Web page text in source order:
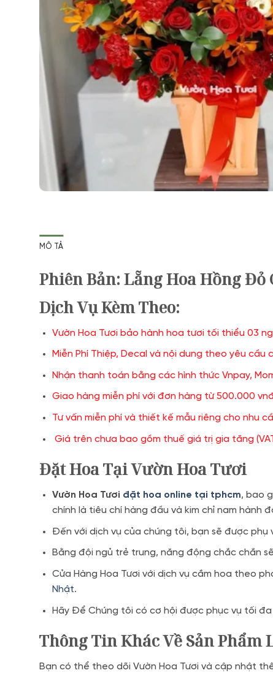
MÔ TẢ
Phiên Bản: Lẵng Hoa Hồng Đỏ
Dịch Vụ Kèm Theo:
Vườn Hoa Tươi bảo hành hoa tươi tối thiểu 03
Miễn Phí Thiệp, Decal và nội dung theo yêu cầu
Nhận thanh toán bằng các hình thức Vnpay,
Giao hàng miễn phí với đơn hàng từ 500.000
Tư vấn miễn phí và thiết kế mẫu riêng cho nhu
Giá trên chưa bao gồm thuế giá trị gia tăng
Đặt Hoa Tại Vườn Hoa Tươi
Vườn Hoa Tươi đặt hoa online tại tphcm, bao
chính là tiêu chí hàng đầu và kim chỉ nam hành
Đến với dịch vụ của chúng tôi, bạn sẽ được
Bằng đội ngủ trẻ trung, năng động chắc chắn
Cửa Hàng Hoa Tươi với dịch vụ cắm hoa theo
Nhật.
Hãy Để Chúng tôi có cơ hội được phục vụ tối
Thông Tin Khác Về Sản Phẩm
Bạn có thể theo dõi Vườn Hoa Tươi và cập nhật